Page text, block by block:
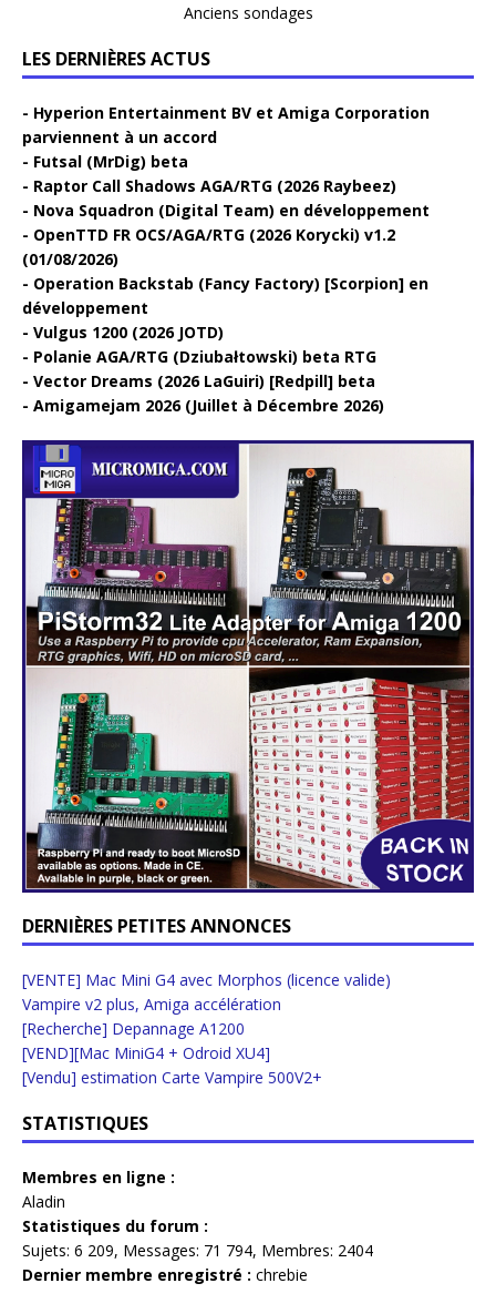
Anciens sondages
LES DERNIÈRES ACTUS
Hyperion Entertainment BV et Amiga Corporation
parviennent à un accord
Futsal (MrDig) beta
Raptor Call Shadows AGA/RTG (2026 Raybeez)
Nova Squadron (Digital Team) en développement
OpenTTD FR OCS/AGA/RTG (2026 Korycki) v1.2
(01/08/2026)
Operation Backstab (Fancy Factory) [Scorpion] en
développement
Vulgus 1200 (2026 JOTD)
Polanie AGA/RTG (Dziubałtowski) beta RTG
Vector Dreams (2026 LaGuiri) [Redpill] beta
Amigamejam 2026 (Juillet à Décembre 2026)
DERNIÈRES PETITES ANNONCES
[VENTE] Mac Mini G4 avec Morphos (licence valide)
Vampire v2 plus, Amiga accélération
[Recherche] Depannage A1200
[VEND][Mac MiniG4 + Odroid XU4]
[Vendu] estimation Carte Vampire 500V2+
STATISTIQUES
Membres en ligne :
Aladin
Statistiques du forum :
Sujets: 6 209, Messages: 71 794, Membres: 2404
Dernier membre enregistré : chrebie